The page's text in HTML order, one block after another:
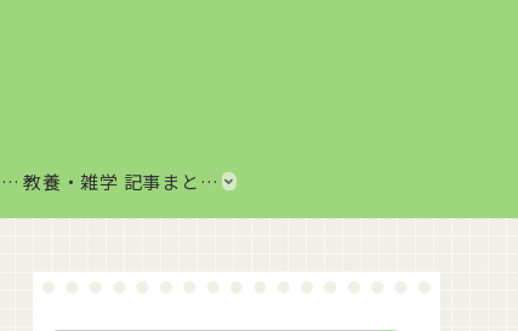
歴史・思想まとめ｜歴史上の出来事や思想・哲学をわかりやすく解説 教養・雑学 記事まとめ｜音楽、科学、社会の豆知識をわかりやすく解説